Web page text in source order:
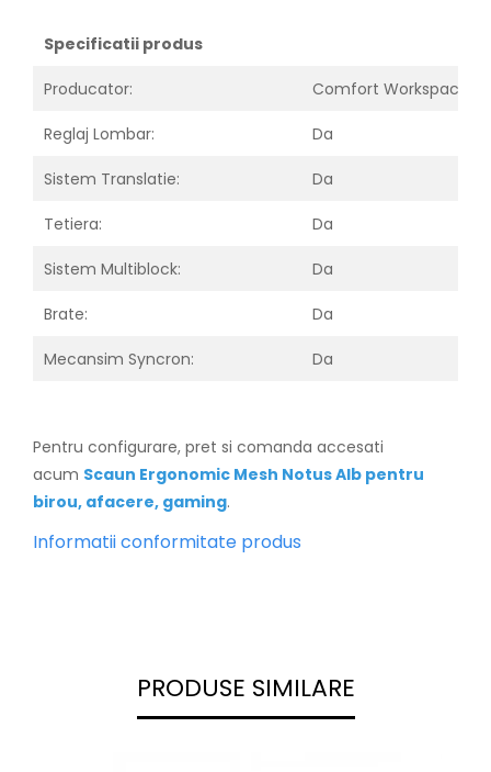
Specificatii produs
Producator: Comfort Workspace
Reglaj Lombar: Da
Sistem Translatie: Da
Tetiera: Da
Sistem Multiblock: Da
Brate: Da
Mecansim Syncron: Da
Pentru configurare, pret si comanda accesati
acum Scaun Ergonomic Mesh Notus Alb pentru
birou, afacere, gaming.
Informatii conformitate produs
PRODUSE SIMILARE